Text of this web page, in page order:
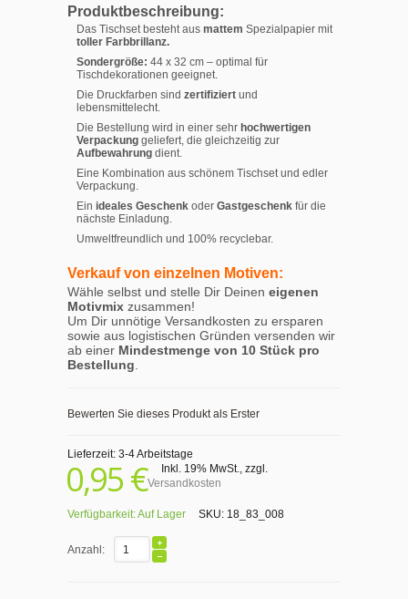
Produktbeschreibung:
Das Tischset besteht aus mattem Spezialpapier mit
toller Farbbrillanz.
Sondergröße: 44 x 32 cm – optimal für
Tischdekorationen geeignet.
Die Druckfarben sind zertifiziert und
lebensmittelecht.
Die Bestellung wird in einer sehr hochwertigen
Verpackung geliefert, die gleichzeitig zur
Aufbewahrung dient.
Eine Kombination aus schönem Tischset und edler
Verpackung.
Ein ideales Geschenk oder Gastgeschenk für die
nächste Einladung.
Umweltfreundlich und 100% recyclebar.
Verkauf von einzelnen Motiven:
Wähle selbst und stelle Dir Deinen eigenen
Motivmix zusammen!
Um Dir unnötige Versandkosten zu ersparen
sowie aus logistischen Gründen versenden wir
ab einer Mindestmenge von 10 Stück pro
Bestellung.
Bewerten Sie dieses Produkt als Erster
Lieferzeit: 3-4 Arbeitstage
0,95 € Inkl. 19% MwSt., zzgl.
Versandkosten
Verfügbarkeit:Auf Lager SKU: 18_83_008
Anzahl: